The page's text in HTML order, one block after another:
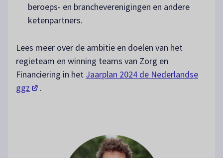
beroeps- en brancheverenigingen en andere
ketenpartners.
Lees meer over de ambitie en doelen van het
regieteam en winning teams van Zorg en
Financiering in het Jaarplan 2024 de Nederlandse
ggz (opent in een nieuw tabblad)
.